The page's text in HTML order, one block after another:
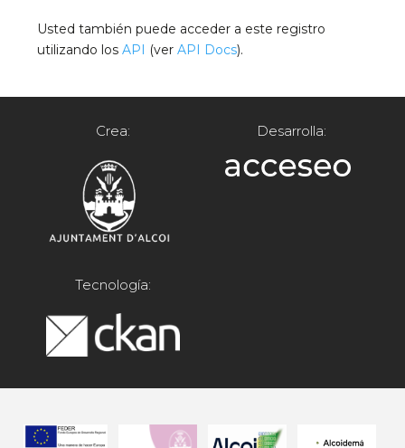
Usted también puede acceder a este registro
utilizando losAPI (verAPI Docs).
Crea: Desarrolla:
Tecnología: